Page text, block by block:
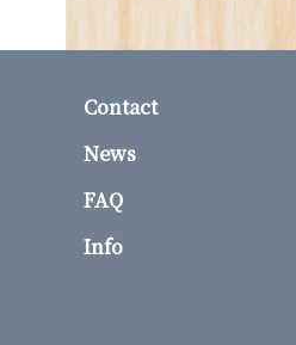
Contact
News
FAQ
Info